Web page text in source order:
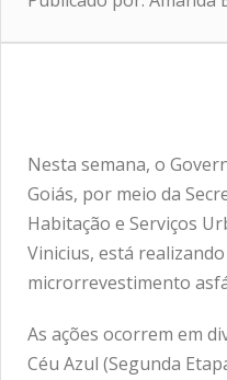
Nesta semana, o
Goiás, por meio da
Habitação e Serviços
Vinicius, está
microrrevestimento
As ações ocorrem em
Céu Azul (Segunda